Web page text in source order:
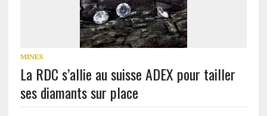
MINES
La RDC s’allie au suisse ADEX pour tailler
ses diamants sur place